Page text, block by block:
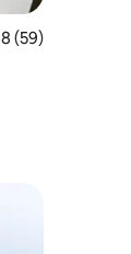
ocjena:
(59)
„Odabrali gosti”